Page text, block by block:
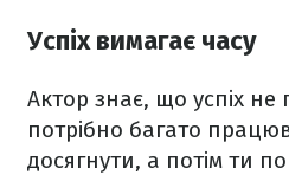
Успіх вимагає часу
Актор знає, що успіх не
потрібно багато
досягнути, а потім ти